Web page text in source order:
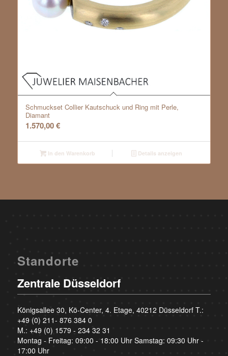
Schmuckset Collier Kautschuck und Ring mit Perle,
Diamant
1.570,00€
In den Warenkorb Details anzeigen
Standorte
Zentrale Düsseldorf
Königsallee 30, Kö-Center, 4. Etage, 40212 Düsseldorf T.:
+49 (0) 211- 876 384 0
M.: +49 (0) 1579 - 234 32 31
Montag - Freitag: 09:00 - 18:00 Uhr Samstag: 09:30 Uhr -
17:00 Uhr